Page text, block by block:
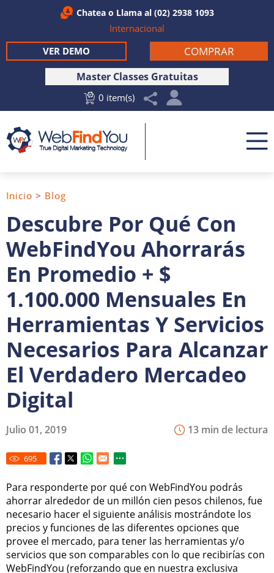
Chatea o Llama al (02) 2938 1093
Internacional
Master Classes Gratuitas
0 item(s)
COMPRAR
VER DEMO
Descubre Por Qué Con
WebFindYou Ahorrarás
En Promedio + $
1.100.000 Mensuales En
Herramientas Y Servicios
Necesarios Para Alcanzar
El Verdadero Mercadeo
Digital
Inicio > Blog
13 min de lectura
Julio 01, 2019
695
Para responderte por qué con WebFindYou podrás
ahorrar alrededor de un millón cien pesos chilenos, fue
necesario hacer el siguiente análisis mostrándote los
precios y funciones de las diferentes opciones que
provee el mercado, para tener las herramientas y/o
servicios que son comparables con lo que recibirías con
WebFindYou (reforzando que en nuestra exclusiva